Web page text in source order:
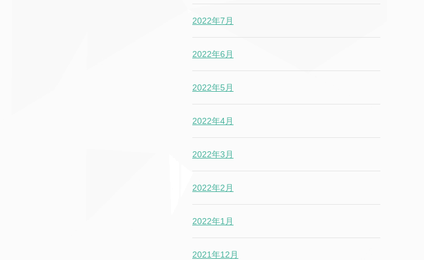
2022年7月
2022年6月
2022年5月
2022年4月
2022年3月
2022年2月
2022年1月
2021年12月